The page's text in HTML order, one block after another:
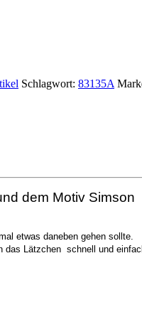
Schlagwort: 83135A
dem Motiv Simson
etwas daneben gehen sollte.
Lätzchen schnell und